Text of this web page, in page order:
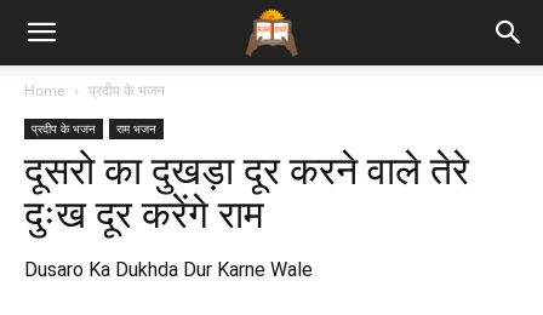
Bhajan
Lyrics
Home प्रदीप के भजन
प्रदीप के भजन राम भजन
दूसरो का दुखड़ा दूर करने वाले तेरे
दुःख दूर करेंगे राम
Dusaro Ka Dukhda Dur Karne Wale